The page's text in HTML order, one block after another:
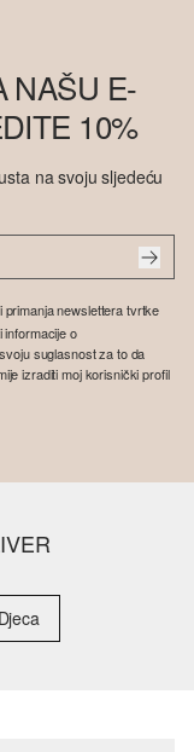
NAŠU E-
10%
na svoju sljedeću
newslettera tvrtke
informacije o
suglasnost za to da
izraditi moj korisnički profil
Djeca